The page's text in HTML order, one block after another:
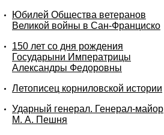
Юбилей Общества ветеранов
Великой войны в Сан-Франциско
150 лет со дня рождения
Государыни Императрицы
Александры Федоровны
Летописец корниловской истории
Ударный генерал. Генерал-майор
М. А. Пешня